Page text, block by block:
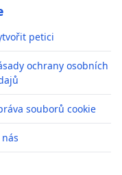
petici
ochrany osobních
souborů cookie
nás